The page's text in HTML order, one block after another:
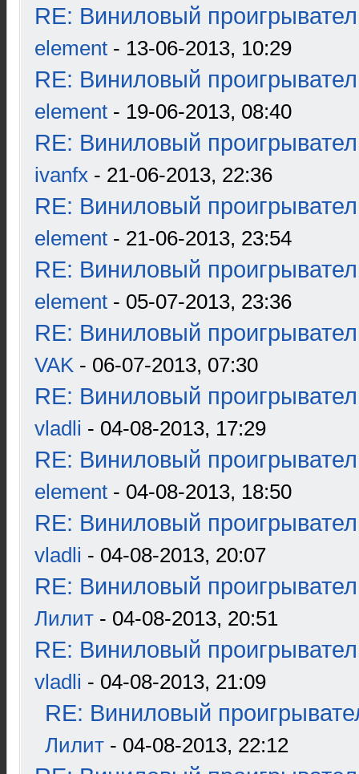
RE: Виниловый
element - 13-06-2013, 10:29
RE: Виниловый
element - 19-06-2013, 08:40
RE: Виниловый
ivanfx - 21-06-2013, 22:36
RE: Виниловый
element - 21-06-2013, 23:54
RE: Виниловый
element - 05-07-2013, 23:36
RE: Виниловый
VAK - 06-07-2013, 07:30
RE: Виниловый
vladli - 04-08-2013, 17:29
RE: Виниловый
element - 04-08-2013, 18:50
RE: Виниловый
vladli - 04-08-2013, 20:07
RE: Виниловый
Лилит - 04-08-2013, 20:51
RE: Виниловый
vladli - 04-08-2013, 21:09
RE: Виниловый
Лилит - 04-08-2013, 22:12